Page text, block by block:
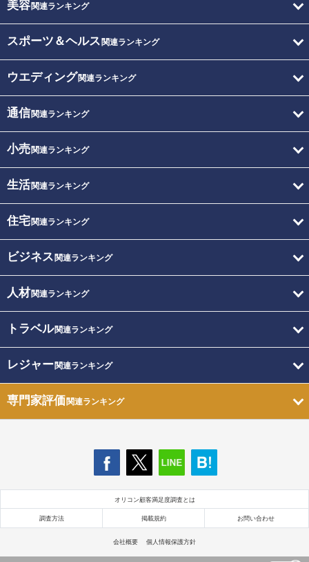
美容関連ランキング
スポーツ＆ヘルス 関連ランキング
ウエディング関連ランキング
通信関連ランキング
小売関連ランキング
生活関連ランキング
住宅関連ランキング
ビジネス 関連ランキング
人材関連ランキング
トラベル関連ランキング
レジャー関連ランキング
専門家評価関連ランキング
オリコン顧客満足度調査とは
調査方法 掲載規約 お問い合わせ
会社概要 個人情報保護方針